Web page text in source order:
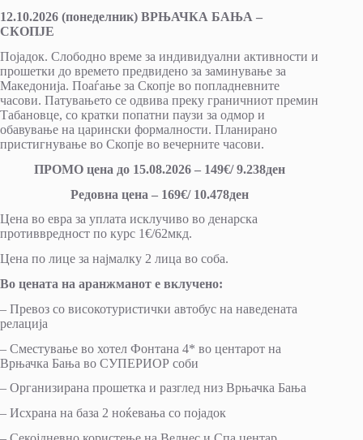
12.10.2026 (понеделник) ВРЊАЧКА БАЊА –
СКОПЈЕ
Појадок. Слободно време за индивидуални активности и
прошетки до времето предвидено за заминување за
Македонија. Поаѓање за Скопје во попладневните
часови. Патувањето се одвива преку граничниот премин
Табановце, со кратки попатни паузи за одмор и
обавување на царински формалности. Планирано
пристигнување во Скопје во вечерните часови.
ПРОМО цена до 15.08.2026 – 149€/ 9.238ден
Редовна цена – 169€/ 10.478ден
Цена во евра за уплата исклучиво во денарска
противвредност по курс 1€/62мкд.
Цена по лице за најмалку 2 лица во соба.
Во цената на аранжманот е вклучено:
– Превоз со високотуристички автобус на наведената
релација
– Сместување во хотел Фонтана 4* во центарот на
Врњачка Бања во СУПЕРИОР соби
– Организирана прошетка и разглед низ Врњачка Бања
– Исхрана на база 2 ноќевања со поjaдок